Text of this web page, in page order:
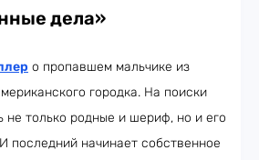
дела»
о пропавшем мальчике из
городка. На поиски
не только родные и шериф, но и его
последний начинает собственное